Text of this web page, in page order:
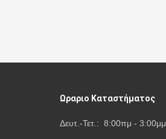
Ωραριο Καταστήματος
Δευτ.-Τετ.: 8:00πμ - 3:00μμ